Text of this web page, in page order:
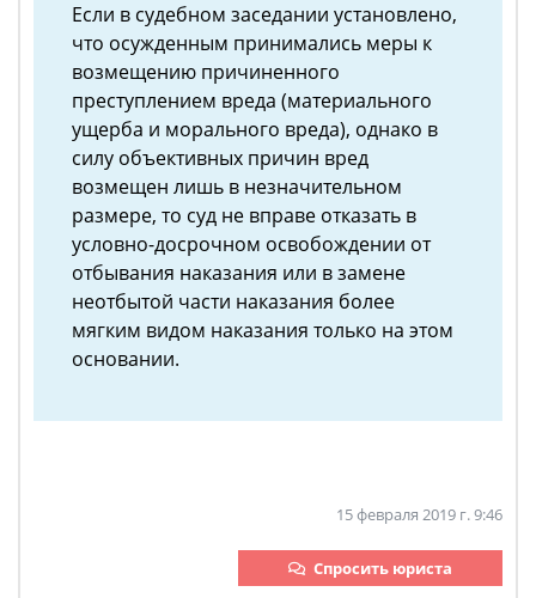
Если в судебном заседании установлено,
что осужденным принимались меры к
возмещению причиненного
преступлением вреда (материального
ущерба и морального вреда), однако в
силу объективных причин вред
возмещен лишь в незначительном
размере, то суд не вправе отказать в
условно-досрочном освобождении от
отбывания наказания или в замене
неотбытой части наказания более
мягким видом наказания только на этом
основании.
15 февраля 2019 г. 9:46
Спросить юриста